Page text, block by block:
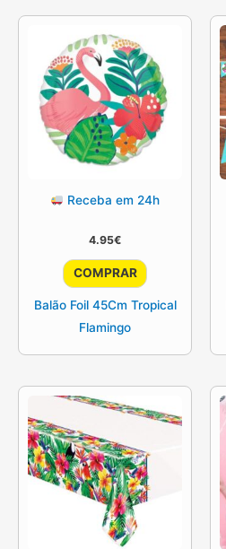
Receba em 24h
4.95€
COMPRAR
Balão Foil 45Cm Tropical
Flamingo